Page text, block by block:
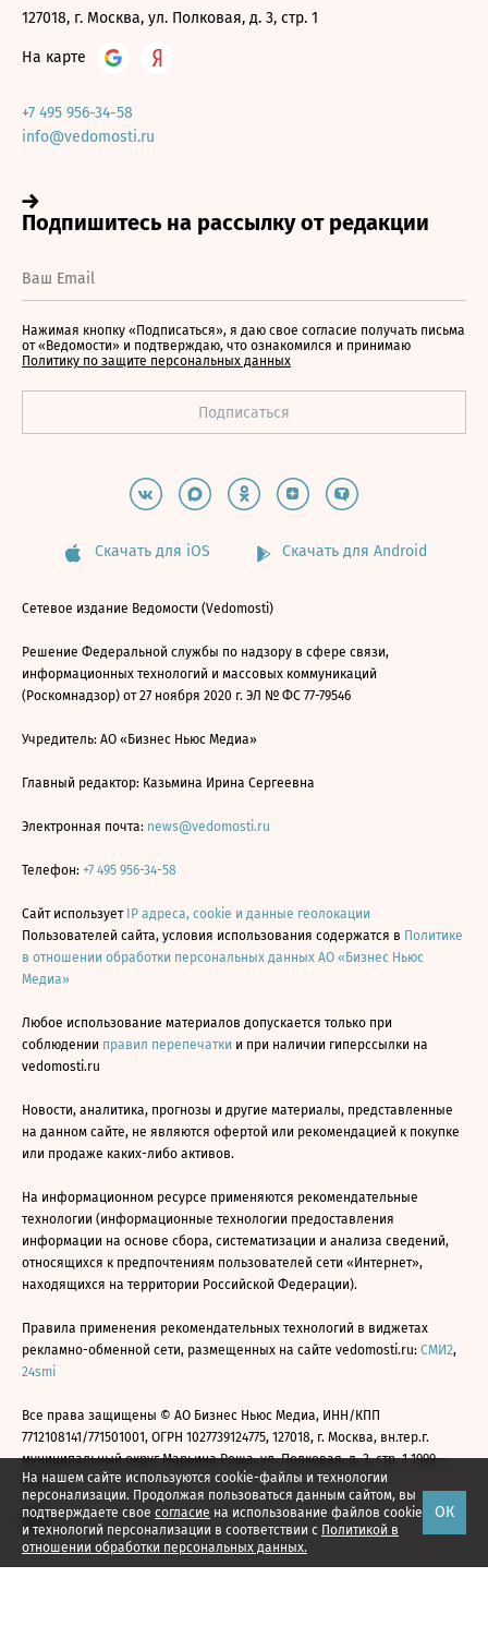
На нашем сайте используются cookie-файлы и технологии
персонализации. Продолжая пользоваться данным сайтом, вы
подтверждаете свое согласие на использование файлов cookie
и технологий персонализации в соответствии с Политикой в
отношении обработки персональных данных.
ОК
127018, г. Москва, ул. Полковая, д. 3, стр. 1
На карте
+7 495 956-34-58
info@vedomosti.ru
Нажимая кнопку «Подписаться», я даю свое согласие получать письма
от «Ведомости» и подтверждаю, что ознакомился и принимаю
Политику по защите персональных данных
Скачать для iOS Скачать для Android
Сетевое издание Ведомости (Vedomosti)
Решение Федеральной службы по надзору в сфере связи,
информационных технологий и массовых коммуникаций
(Роскомнадзор) от 27 ноября 2020 г. ЭЛ № ФС 77-79546
Учредитель: АО «Бизнес Ньюс Медиа»
Главный редактор: Казьмина Ирина Сергеевна
Электронная почта: news@vedomosti.ru
Телефон: +7 495 956-34-58
Сайт использует IP адреса, cookie и данные геолокации
Пользователей сайта, условия использования содержатся в Политике
в отношении обработки персональных данных АО «Бизнес Ньюс
Медиа»
Любое использование материалов допускается только при
соблюдении правил перепечатки и при наличии гиперссылки на
vedomosti.ru
Новости, аналитика, прогнозы и другие материалы, представленные
на данном сайте, не являются офертой или рекомендацией к покупке
или продаже каких-либо активов.
На информационном ресурсе применяются рекомендательные
технологии (информационные технологии предоставления
информации на основе сбора, систематизации и анализа сведений,
относящихся к предпочтениям пользователей сети «Интернет»,
находящихся на территории Российской Федерации).
Правила применения рекомендательных технологий в виджетах
рекламно-обменной сети, размещенных на сайте vedomosti.ru: СМИ2,
24smi
Все права защищены © АО Бизнес Ньюс Медиа, ИНН/КПП
7712108141/771501001, ОГРН 1027739124775, 127018, г. Москва, вн.тер.г.
муниципальный округ Марьина Роща, ул. Полковая, д. 3, стр. 1 1999—
2026